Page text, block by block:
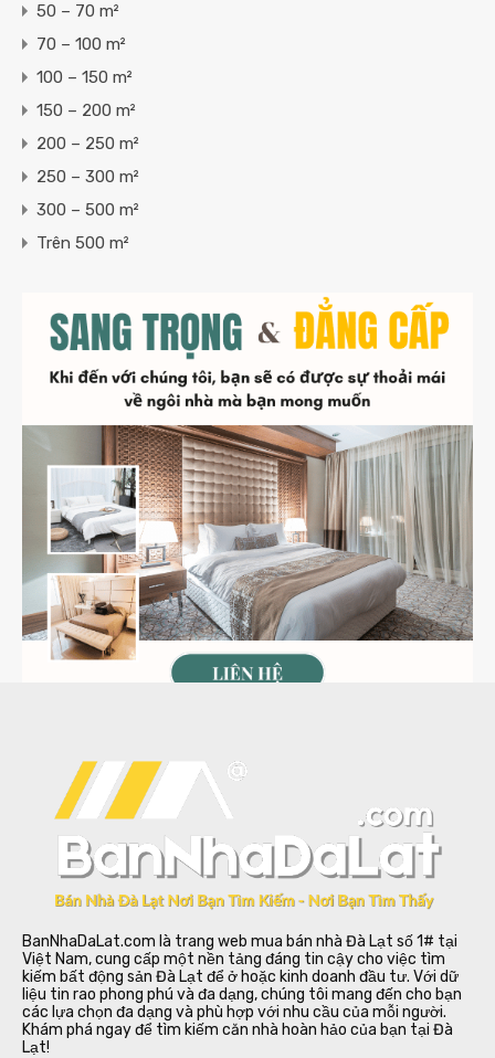
50 – 70 m²
70 – 100 m²
100 – 150 m²
150 – 200 m²
200 – 250 m²
250 – 300 m²
300 – 500 m²
Trên 500 m²
BanNhaDaLat.com là trang web mua bán nhà Đà Lạt số 1# tại
Việt Nam, cung cấp một nền tảng đáng tin cậy cho việc tìm
kiếm bất động sản Đà Lạt để ở hoặc kinh doanh đầu tư. Với dữ
liệu tin rao phong phú và đa dạng, chúng tôi mang đến cho bạn
các lựa chọn đa dạng và phù hợp với nhu cầu của mỗi người.
Khám phá ngay để tìm kiếm căn nhà hoàn hảo của bạn tại Đà
Lạt!